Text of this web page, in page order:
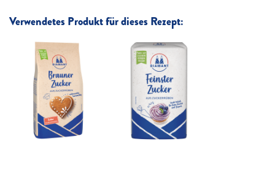
Verwendetes Produkt für dieses Rezept: